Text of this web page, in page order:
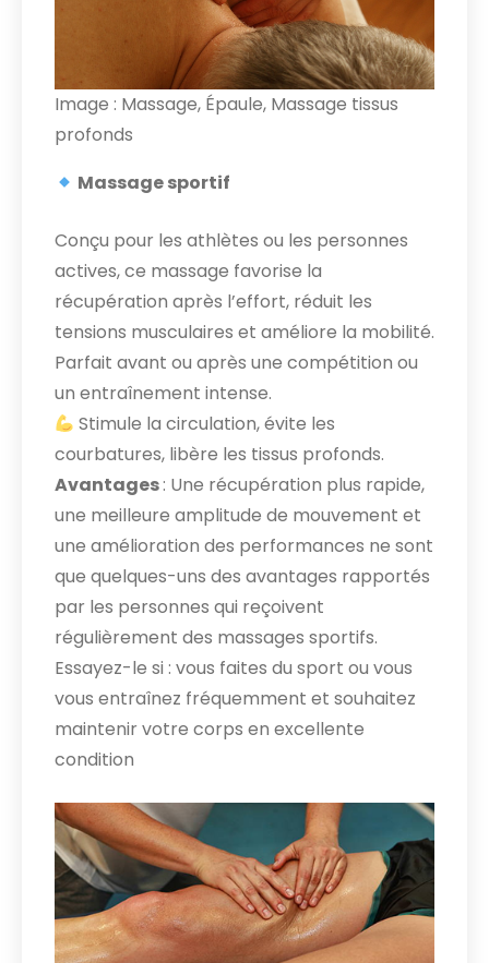
Image : Massage, Épaule, Massage tissus
profonds
Massage sportif
Conçu pour les athlètes ou les personnes
actives, ce massage favorise la
récupération après l’effort, réduit les
tensions musculaires et améliore la mobilité.
Parfait avant ou après une compétition ou
un entraînement intense.
Stimule la circulation, évite les
courbatures, libère les tissus profonds.
Avantages: Une récupération plus rapide,
une meilleure amplitude de mouvement et
une amélioration des performances ne sont
que quelques-uns des avantages rapportés
par les personnes qui reçoivent
régulièrement des massages sportifs.
Essayez-le si : vous faites du sport ou vous
vous entraînez fréquemment et souhaitez
maintenir votre corps en excellente
condition